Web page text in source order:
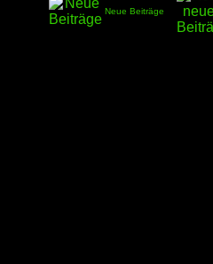
Neue Beiträge